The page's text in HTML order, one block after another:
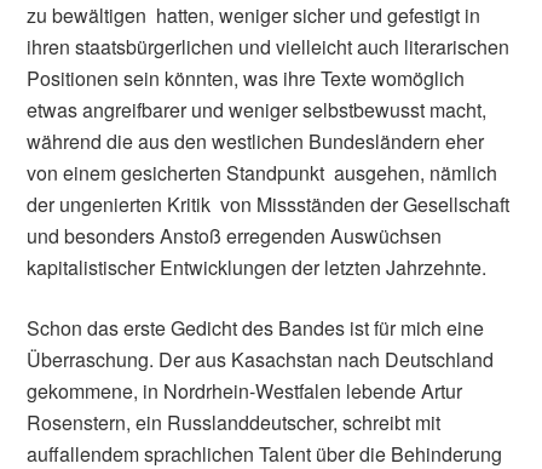
zu bewältigen hatten, weniger sicher und gefestigt in
ihren staatsbürgerlichen und vielleicht auch literarischen
Positionen sein könnten, was ihre Texte womöglich
etwas angreifbarer und weniger selbstbewusst macht,
während die aus den westlichen Bundesländern eher
von einem gesicherten Standpunkt ausgehen, nämlich
der ungenierten Kritik von Missständen der Gesellschaft
und besonders Anstoß erregenden Auswüchsen
kapitalistischer Entwicklungen der letzten Jahrzehnte.
Schon das erste Gedicht des Bandes ist für mich eine
Überraschung. Der aus Kasachstan nach Deutschland
gekommene, in Nordrhein-Westfalen lebende Artur
Rosenstern, ein Russlanddeutscher, schreibt mit
auffallendem sprachlichen Talent über die Behinderung